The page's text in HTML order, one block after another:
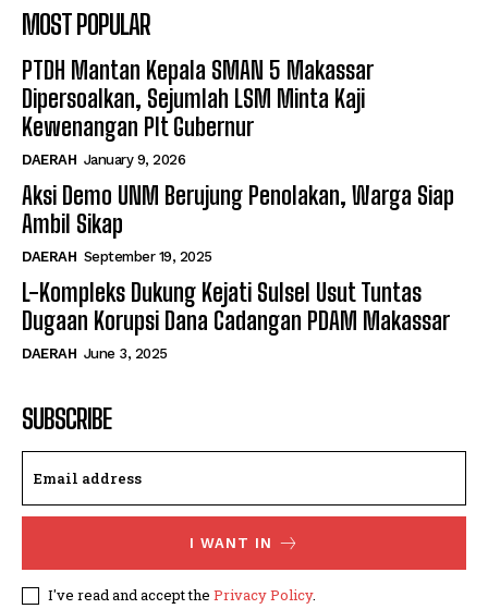
MOST POPULAR
PTDH Mantan Kepala SMAN 5 Makassar
Dipersoalkan, Sejumlah LSM Minta Kaji
Kewenangan Plt Gubernur
DAERAH January 9, 2026
Aksi Demo UNM Berujung Penolakan, Warga Siap
Ambil Sikap
DAERAH September 19, 2025
L-Kompleks Dukung Kejati Sulsel Usut Tuntas
Dugaan Korupsi Dana Cadangan PDAM Makassar
DAERAH June 3, 2025
SUBSCRIBE
I WANT IN
I've read and accept the Privacy Policy.